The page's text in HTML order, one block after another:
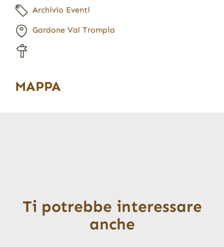
Archivio Eventi
Gardone Val Trompia
MAPPA
Ti potrebbe interessare
anche